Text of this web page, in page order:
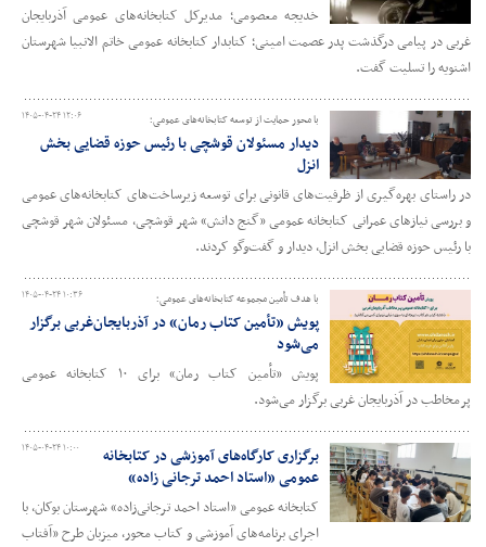
خدیجه معصومی؛ مدیرکل کتابخانه‌های عمومی آذربایجان‌
غربی در پیامی درگذشت پدر عصمت امینی؛ کتابدار کتابخانه عمومی خاتم الانبیا شهرستان
اشنویه را تسلیت گفت.
۱۴۰۵-۰۴-۲۴ ۱۲:۰۶ با محور حمایت از توسعه کتابخانه‌های عمومی؛
دیدار مسئولان قوشچی با رئیس حوزه قضایی بخش
انزل
در راستای بهره‌گیری از ظرفیت‌های قانونی برای توسعه زیرساخت‌های کتابخانه‌های عمومی
و بررسی نیازهای عمرانی کتابخانه عمومی «گنج دانش» شهر قوشچی، مسئولان شهر قوشچی
با رئیس حوزه قضایی بخش انزل، دیدار و گفت‌وگو کردند.
۱۴۰۵-۰۴-۲۴ ۱۰:۳۶ با هدف تأمین مجموعه کتابخانه‌های عمومی؛
پویش «تأمین کتاب رمان» در آذربایجان‌غربی برگزار
می‌شود
پویش «تأمین کتاب رمان» برای ۱۰ کتابخانه عمومی
پرمخاطب در آذربایجان‌ غربی برگزار می‌شود.
۱۴۰۵-۰۴-۲۴ ۱۰:۰۰
برگزاری کارگاه‌های آموزشی در کتابخانه
عمومی «استاد احمد ترجانی زاده»
کتابخانه عمومی «استاد احمد ترجانی‌زاده» شهرستان بوکان، با
اجرای برنامه‌های آموزشی و کتاب محور، میزبان طرح «آفتاب